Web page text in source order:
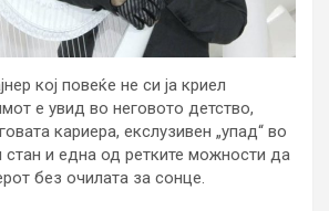
кој повеќе не си ја криел
е увид во неговото детство,
кариера, екслузивен „упад“ во
стан и една од ретките можности да
без очилата за сонце.